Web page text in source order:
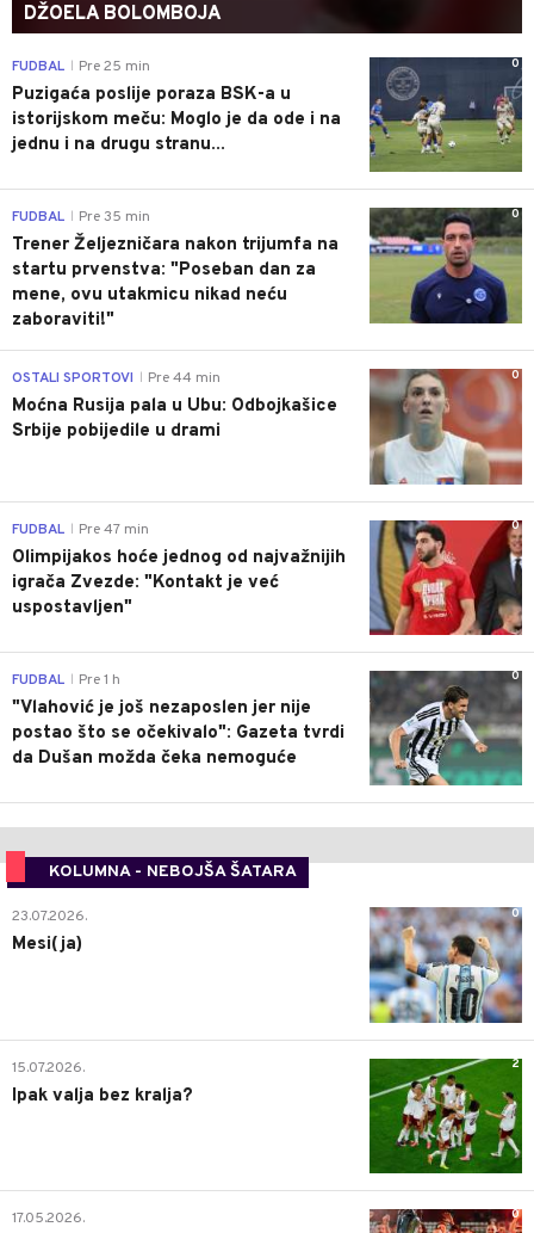
DŽOELA BOLOMBOJA
0
FUDBAL Pre 25 min
Puzigaća poslije poraza BSK-a u
istorijskom meču: Moglo je da ode i na
jednu i na drugu stranu...
0
FUDBAL Pre 35 min
Trener Željezničara nakon trijumfa na
startu prvenstva: "Poseban dan za
mene, ovu utakmicu nikad neću
zaboraviti!"
0
OSTALI SPORTOVI Pre 44 min
Moćna Rusija pala u Ubu: Odbojkašice
Srbije pobijedile u drami
0
FUDBAL Pre 47 min
Olimpijakos hoće jednog od najvažnijih
igrača Zvezde: "Kontakt je već
uspostavljen"
0
FUDBAL Pre 1 h
"Vlahović je još nezaposlen jer nije
postao što se očekivalo": Gazeta tvrdi
da Dušan možda čeka nemoguće
KOLUMNA - NEBOJŠA ŠATARA
0
23.07.2026.
Mesi(ja)
2
15.07.2026.
Ipak valja bez kralja?
0
17.05.2026.